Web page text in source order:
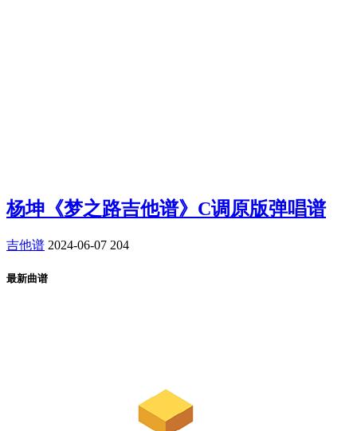
杨坤《梦之路吉他谱》C调原版弹唱谱
吉他谱 2024-06-07 204
最新曲谱